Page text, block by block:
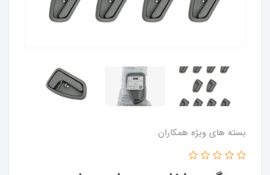
بسته های ویژه همکاران